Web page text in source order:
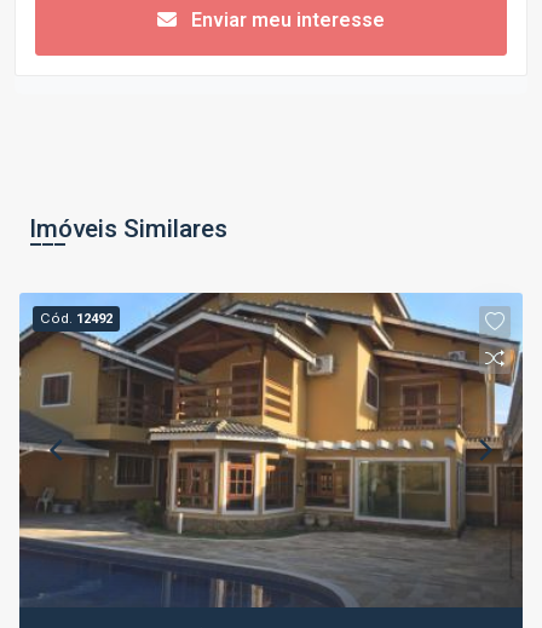
Enviar meu interesse
Imóveis Similares
Cód. 12492